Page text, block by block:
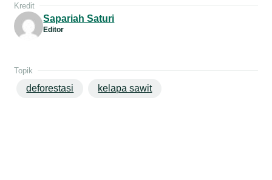
Kredit
Sapariah Saturi
Editor
Topik
deforestasi kelapa sawit